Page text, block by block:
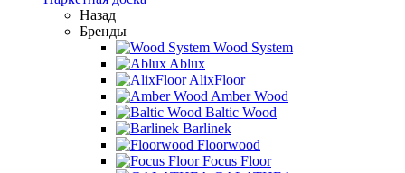
Назад
Бренды
Wood System
Ablux
AlixFloor
Amber Wood
Baltic Wood
Barlinek
Floorwood
Focus Floor